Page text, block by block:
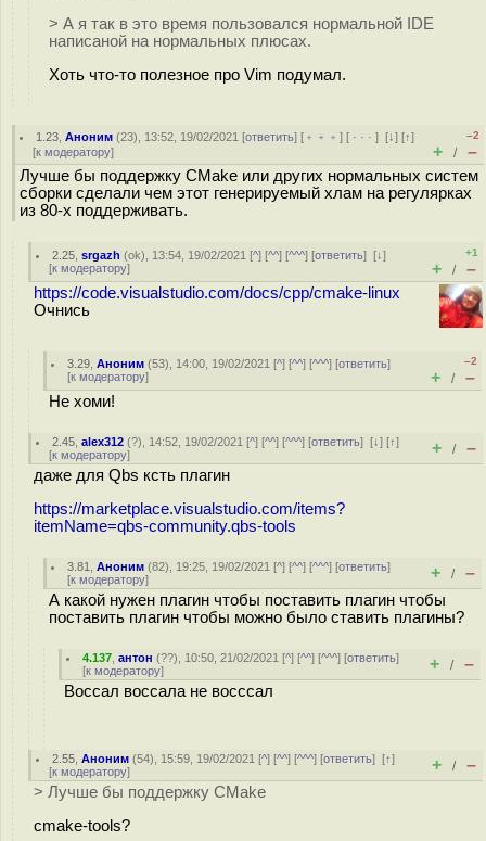
> А я так в это время пользовался нормальной IDE
написаной на нормальных плюсах.
Хоть что-то полезное про Vim подумал.
1.23 ,Аноним (23), 13:52, 19/02/2021 [ответить] [ ﹢﹢﹢] [ · · ·][↓] [↑]
[к модератору]
–2
+ / –
Лучше бы поддержку CMake или других нормальных систем
сборки сделали чем этот генерируемый хлам на регулярках
из 80-х поддерживать.
2.25 ,srgazh (ok), 13:54, 19/02/2021 [^] [^^] [^^^] [ответить][↓]
[к модератору]
+1
+ / –
https://code.visualstudio.com/docs/cpp/cmake-linux
Очнись
3.29 ,Аноним (53), 14:00, 19/02/2021 [^] [^^] [^^^] [ответить]
[к модератору]
–2
+ / –
Не хоми!
2.45 ,alex312 (?), 14:52, 19/02/2021 [^] [^^] [^^^] [ответить][↓] [↑]
[к модератору] + / –
даже для Qbs ксть плагин
https://marketplace.visualstudio.com/items?
itemName=qbs-community.qbs-tools
3.81 ,Аноним (82), 19:25, 19/02/2021 [^] [^^] [^^^] [ответить]
[к модератору] + / –
А какой нужен плагин чтобы поставить плагин чтобы
поставить плагин чтобы можно было ставить плагины?
4.137 ,антон (??), 10:50, 21/02/2021 [^] [^^] [^^^] [ответить]
[к модератору] + / –
Воссал воссала не восссал
2.55 ,Аноним (54), 15:59, 19/02/2021 [^] [^^] [^^^] [ответить][↑]
[к модератору] + / –
> Лучше бы поддержку CMake
cmake-tools?